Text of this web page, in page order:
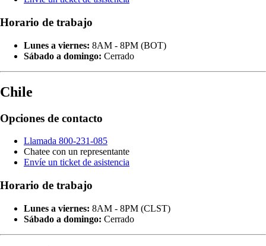
Horario de trabajo
Lunes a viernes: 8AM - 8PM (BOT)
Sábado a domingo: Cerrado
Chile
Opciones de contacto
Llamada 800-231-085
Chatee con un representante
Envíe un ticket de asistencia
Horario de trabajo
Lunes a viernes: 8AM - 8PM (CLST)
Sábado a domingo: Cerrado